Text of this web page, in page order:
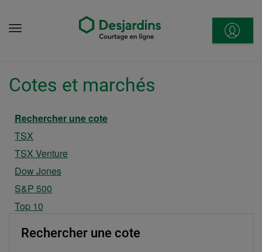
au Menu
Cotes et marchés
Section courante
Rechercher une cote
TSX
TSX Venture
Dow Jones
S&P 500
Top 10
Rechercher une cote